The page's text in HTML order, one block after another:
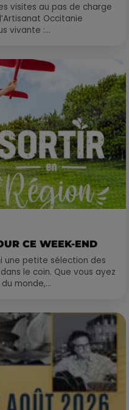
visites au pas de charge
Occitanie
vivante :...
CE WEEK-END
une petite sélection des
le coin. Que vous ayez
monde,...